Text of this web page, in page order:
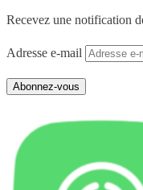
Recevez une notification
Adresse e-mail
Abonnez-vous